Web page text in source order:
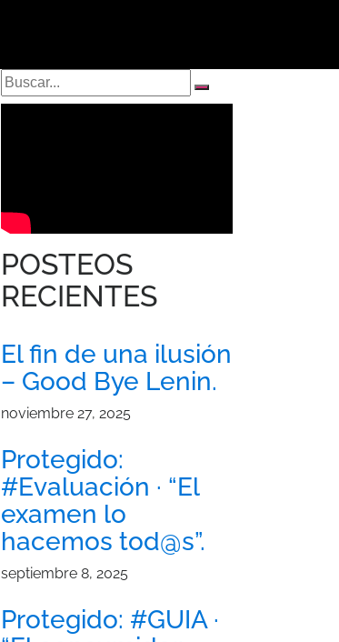
POSTEOS
RECIENTES
El fin de una ilusión
– Good Bye Lenin.
noviembre 27, 2025
Protegido:
#Evaluación · “El
examen lo
hacemos tod@s”.
septiembre 8, 2025
Protegido: #GUIA ·